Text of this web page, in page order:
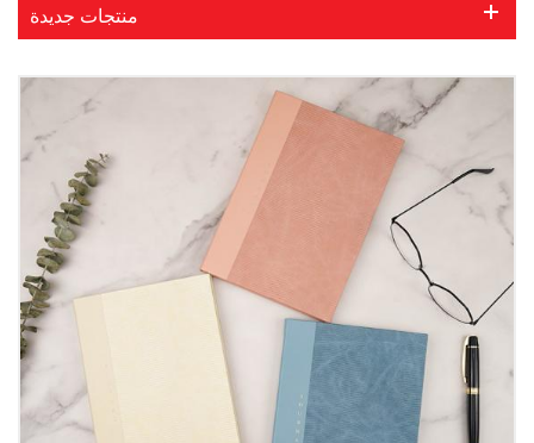
منتجات جديدة